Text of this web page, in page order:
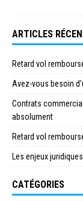
ARTICLES
Retard vol
Avez-vous besoin
Contrats
absolument
Retard vol
Les enjeux
CATÉGORIES